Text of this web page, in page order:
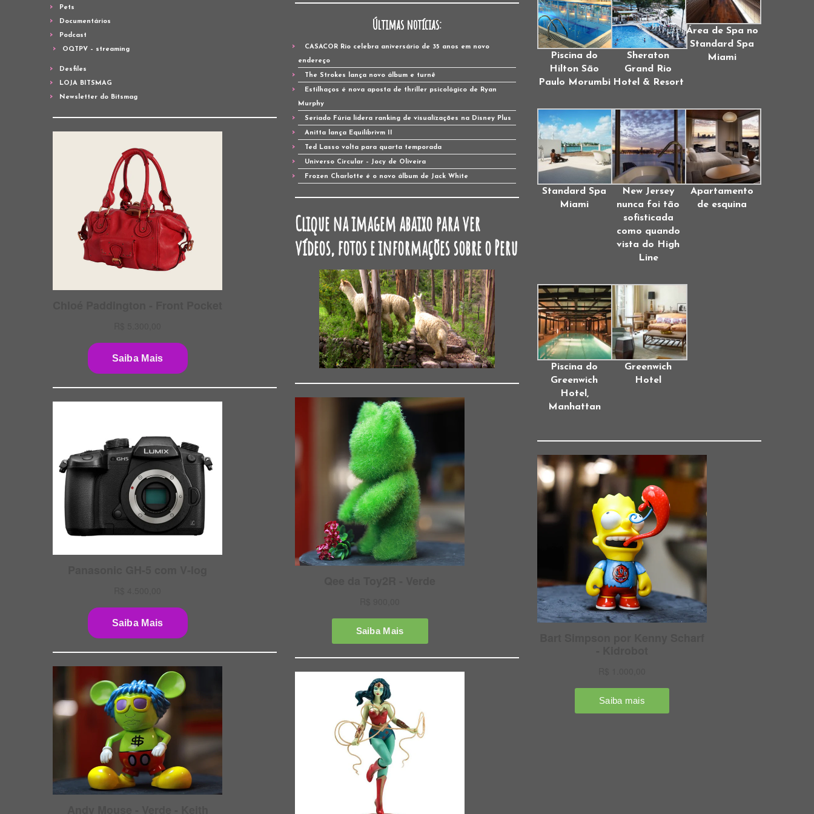
Pets
Documentários
Podcast
OQTPV – streaming
Desfiles
LOJA BITSMAG
Newsletter do Bitsmag
Últimas notícias:
CASACOR Rio celebra aniversário de 35 anos em novo
endereço
The Strokes lança novo álbum e turnê
Estilhaços é nova aposta de thriller psicológico de Ryan
Murphy
Seriado Fúria lidera ranking de visualizações na Disney Plus
Anitta lança Equilibrivm II
Ted Lasso volta para quarta temporada
Universo Circular – Jocy de Oliveira
Frozen Charlotte é o novo álbum de Jack White
Clique na imagem abaixo para ver
vídeos, fotos e informações sobre o Peru
Piscina do
Hilton São
Paulo Morumbi
Sheraton
Grand Rio
Hotel & Resort
Área de Spa no
Standard Spa
Miami
Standard Spa
Miami
New Jersey
nunca foi tão
sofisticada
como quando
vista do High
Line
Apartamento
de esquina
Piscina do
Greenwich
Hotel,
Manhattan
Greenwich
Hotel